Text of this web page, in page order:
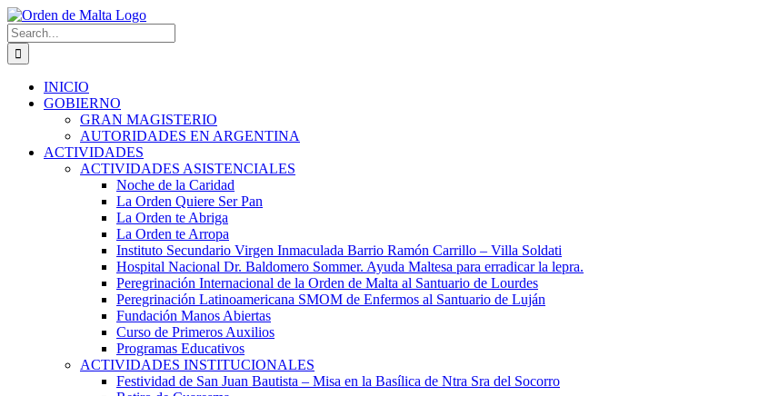
Skip
to
content
Search
for:
INICIO
GOBIERNO
GRAN MAGISTERIO
AUTORIDADES EN ARGENTINA
ACTIVIDADES
ACTIVIDADES ASISTENCIALES
Noche de la Caridad
La Orden Quiere Ser Pan
La Orden te Abriga
La Orden te Arropa
Instituto Secundario Virgen Inmaculada Barrio Ramón Carrillo – Villa Soldati
Hospital Nacional Dr. Baldomero Sommer. Ayuda Maltesa para erradicar la lepra.
Peregrinación Internacional de la Orden de Malta al Santuario de Lourdes
Peregrinación Latinoamericana SMOM de Enfermos al Santuario de Luján
Fundación Manos Abiertas
Curso de Primeros Auxilios
Programas Educativos
ACTIVIDADES INSTITUCIONALES
Festividad de San Juan Bautista – Misa en la Basílica de Ntra Sra del Socorro